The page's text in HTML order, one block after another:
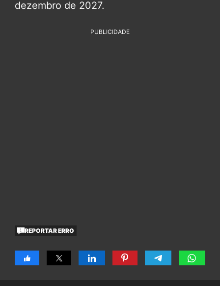
dezembro de 2027.
PUBLICIDADE
REPORTAR ERRO